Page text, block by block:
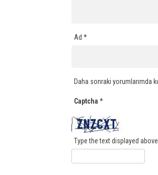
Ad *
Daha sonraki yorumlarımda
Captcha *
Type the text displayed